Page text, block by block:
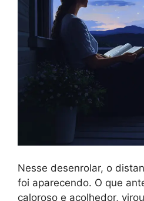
Nesse desenrolar, o
foi aparecendo. O que
caloroso e acolhedor,